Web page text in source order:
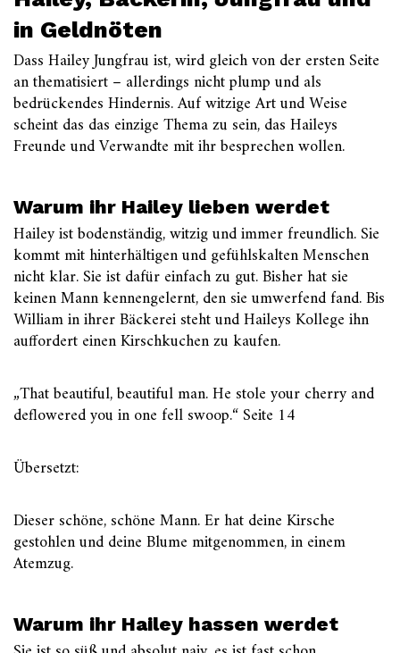
in Geldnöten
Dass Hailey Jungfrau ist, wird gleich von der ersten Seite
an thematisiert – allerdings nicht plump und als
bedrückendes Hindernis. Auf witzige Art und Weise
scheint das das einzige Thema zu sein, das Haileys
Freunde und Verwandte mit ihr besprechen wollen.
Warum ihr Hailey lieben werdet
Hailey ist bodenständig, witzig und immer freundlich. Sie
kommt mit hinterhältigen und gefühlskalten Menschen
nicht klar. Sie ist dafür einfach zu gut. Bisher hat sie
keinen Mann kennengelernt, den sie umwerfend fand. Bis
William in ihrer Bäckerei steht und Haileys Kollege ihn
auffordert einen Kirschkuchen zu kaufen.
„That beautiful, beautiful man. He stole your cherry and
deflowered you in one fell swoop.“ Seite 14
Übersetzt:
Dieser schöne, schöne Mann. Er hat deine Kirsche
gestohlen und deine Blume mitgenommen, in einem
Atemzug.
Warum ihr Hailey hassen werdet